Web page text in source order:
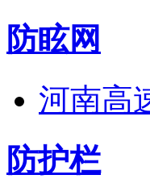
防眩网
河南高
防护栏